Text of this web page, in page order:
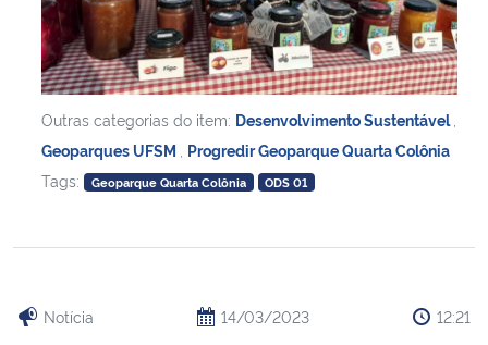
Outras categorias do item: Desenvolvimento Sustentável
Geoparques UFSM
Progredir Geoparque Quarta Colônia
Tags:
Geoparque Quarta Colônia ODS 01
Notícia 14/03/2023 12:21